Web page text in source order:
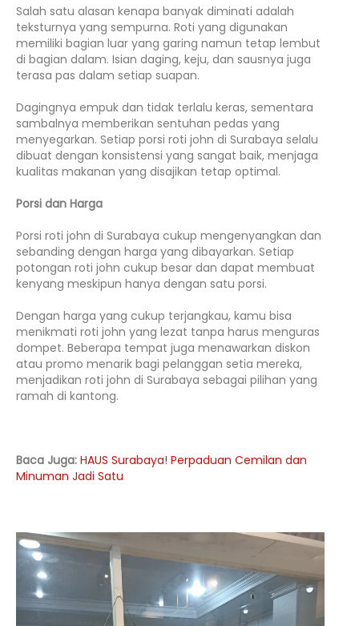
Salah satu alasan kenapa banyak diminati adalah
teksturnya yang sempurna. Roti yang digunakan
memiliki bagian luar yang garing namun tetap lembut
di bagian dalam. Isian daging, keju, dan sausnya juga
terasa pas dalam setiap suapan.
Dagingnya empuk dan tidak terlalu keras, sementara
sambalnya memberikan sentuhan pedas yang
menyegarkan. Setiap porsi roti john di Surabaya selalu
dibuat dengan konsistensi yang sangat baik, menjaga
kualitas makanan yang disajikan tetap optimal.
Porsi dan Harga
Porsi roti john di Surabaya cukup mengenyangkan dan
sebanding dengan harga yang dibayarkan. Setiap
potongan roti john cukup besar dan dapat membuat
kenyang meskipun hanya dengan satu porsi.
Dengan harga yang cukup terjangkau, kamu bisa
menikmati roti john yang lezat tanpa harus menguras
dompet. Beberapa tempat juga menawarkan diskon
atau promo menarik bagi pelanggan setia mereka,
menjadikan roti john di Surabaya sebagai pilihan yang
ramah di kantong.
Baca Juga: HAUS Surabaya! Perpaduan Cemilan dan
Minuman Jadi Satu